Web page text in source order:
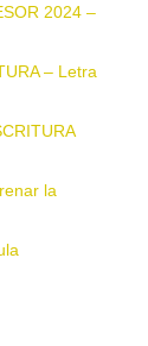
2024 –
– Letra
la